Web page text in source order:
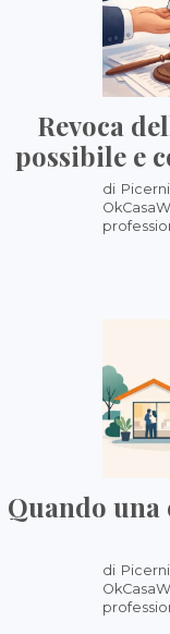
Revoca
possibile e
di
Quando una
di